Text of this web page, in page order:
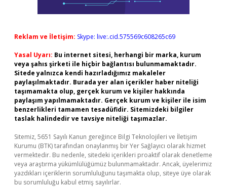
Reklam ve İletişim: Skype: live:.cid.575569c608265c69
Yasal Uyarı: Bu internet sitesi, herhangi bir marka, kurum
veya şahıs şirketi ile hiçbir bağlantısı bulunmamaktadır.
Sitede yalnızca kendi hazırladığımız makaleler
paylaşılmaktadır. Burada yer alan içerikler haber niteliği
taşımamakta olup, gerçek kurum ve kişiler hakkında
paylaşım yapılmamaktadır. Gerçek kurum ve kişiler ile isim
benzerlikleri tamamen tesadüfidir. Sitemizdeki bilgiler
taslak halindedir ve tavsiye niteliği taşımazlar.
Sitemiz, 5651 Sayılı Kanun gereğince Bilgi Teknolojileri ve İletişim
Kurumu (BTK) tarafından onaylanmış bir Yer Sağlayıcı olarak hizmet
vermektedir. Bu nedenle, sitedeki içerikleri proaktif olarak denetleme
veya araştırma yükümlülüğümüz bulunmamaktadır. Ancak, üyelerimiz
yazdıkları içeriklerin sorumluluğunu taşımakta olup, siteye üye olarak
bu sorumluluğu kabul etmiş sayılırlar.